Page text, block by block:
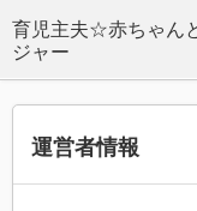
運営者情報